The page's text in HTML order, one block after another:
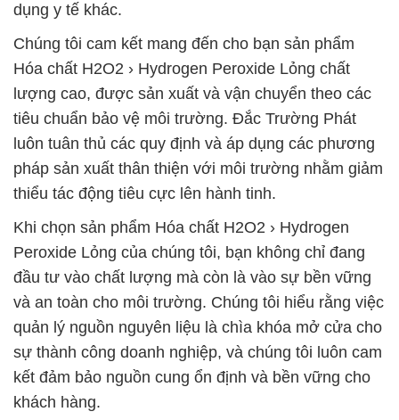
dụng y tế khác.
Chúng tôi cam kết mang đến cho bạn sản phẩm
Hóa chất H2O2 › Hydrogen Peroxide Lỏng chất
lượng cao, được sản xuất và vận chuyển theo các
tiêu chuẩn bảo vệ môi trường. Đắc Trường Phát
luôn tuân thủ các quy định và áp dụng các phương
pháp sản xuất thân thiện với môi trường nhằm giảm
thiểu tác động tiêu cực lên hành tinh.
Khi chọn sản phẩm Hóa chất H2O2 › Hydrogen
Peroxide Lỏng của chúng tôi, bạn không chỉ đang
đầu tư vào chất lượng mà còn là vào sự bền vững
và an toàn cho môi trường. Chúng tôi hiểu rằng việc
quản lý nguồn nguyên liệu là chìa khóa mở cửa cho
sự thành công doanh nghiệp, và chúng tôi luôn cam
kết đảm bảo nguồn cung ổn định và bền vững cho
khách hàng.